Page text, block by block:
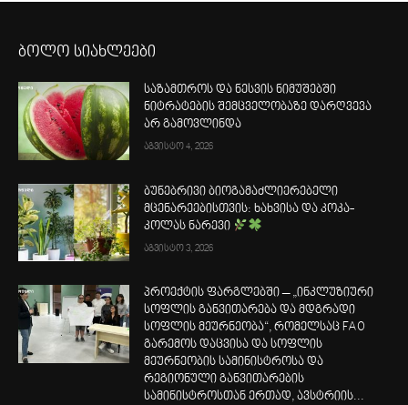
ბოლო სიახლეები
საზამთროს და ნესვის ნიმუშებში
ნიტრატების შემცველობაზე დარღვევა
არ გამოვლინდა
აგვისტო 4, 2026
ბუნებრივი ბიოგამაძლიერებელი
მცენარეებისთვის: ხახვისა და კოკა-
კოლას ნარევი
აგვისტო 3, 2026
პროექტის ფარგლებში – „ინკლუზიური
სოფლის განვითარება და მდგრადი
სოფლის მეურნეობა“, რომელსაც FAO
გარემოს დაცვისა და სოფლის
მეურნეობის სამინისტროსა და
რეგიონული განვითარების
სამინისტროსთან ერთად, ავსტრიის...